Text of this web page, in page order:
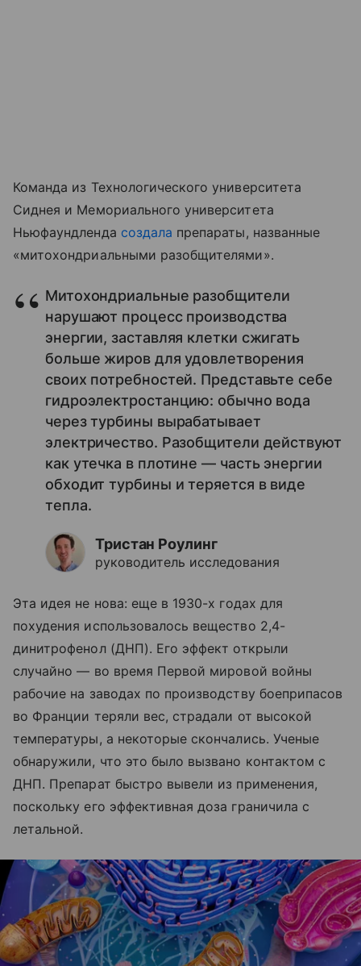
Команда из Технологического университета
Сиднея и Мемориального университета
Ньюфаундленда создала препараты, названные
«митохондриальными разобщителями».
Митохондриальные разобщители
нарушают процесс производства
энергии, заставляя клетки сжигать
больше жиров для удовлетворения
своих потребностей. Представьте себе
гидроэлектростанцию: обычно вода
через турбины вырабатывает
электричество. Разобщители действуют
как утечка в плотине — часть энергии
обходит турбины и теряется в виде
тепла.
Тристан Роулинг
руководитель исследования
Эта идея не нова: еще в 1930-х годах для
похудения использовалось вещество 2,4-
динитрофенол (ДНП). Его эффект открыли
случайно — во время Первой мировой войны
рабочие на заводах по производству боеприпасов
во Франции теряли вес, страдали от высокой
температуры, а некоторые скончались. Ученые
обнаружили, что это было вызвано контактом с
ДНП. Препарат быстро вывели из применения,
поскольку его эффективная доза граничила с
летальной.